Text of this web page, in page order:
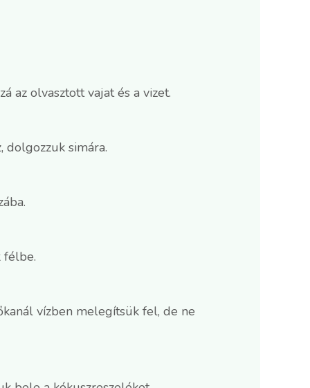
az olvasztott vajat és a vizet.
dolgozzuk simára.
félbe.
vízben melegítsük fel, de ne